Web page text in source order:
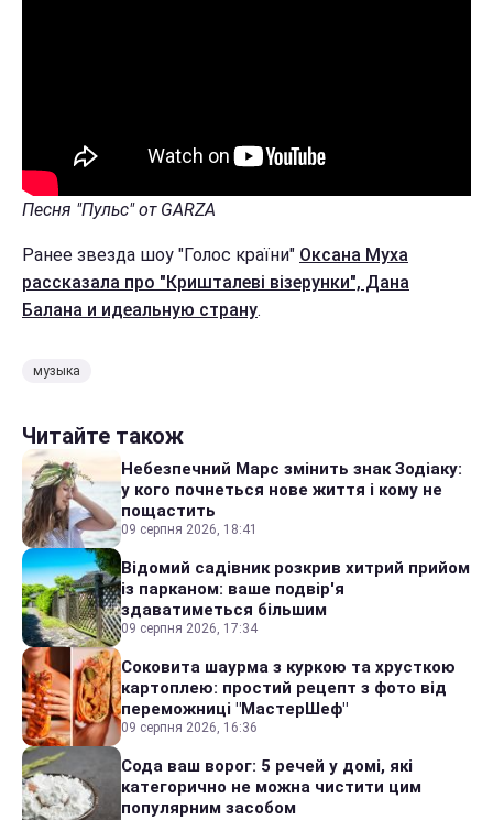
Песня "Пульс" от GARZA
Ранее звезда шоу "Голос країни" Оксана Муха
рассказала про "Кришталеві візерунки", Дана
Балана и идеальную страну.
музыка
Читайте також
Небезпечний Марс змінить знак Зодіаку:
у кого почнеться нове життя і кому не
пощастить
09 серпня 2026, 18:41
Відомий садівник розкрив хитрий прийом
із парканом: ваше подвір'я
здаватиметься більшим
09 серпня 2026, 17:34
Соковита шаурма з куркою та хрусткою
картоплею: простий рецепт з фото від
переможниці "МастерШеф"
09 серпня 2026, 16:36
Сода ваш ворог: 5 речей у домі, які
категорично не можна чистити цим
популярним засобом